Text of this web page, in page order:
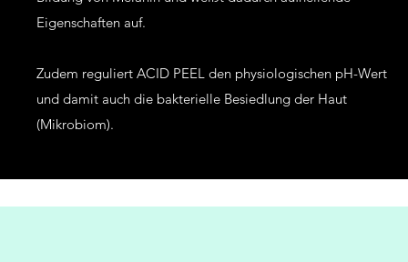
Eigenschaften auf.
Zudem reguliert ACID PEEL den physiologischen pH-Wert
und damit auch die bakterielle Besiedlung der Haut
(Mikrobiom).